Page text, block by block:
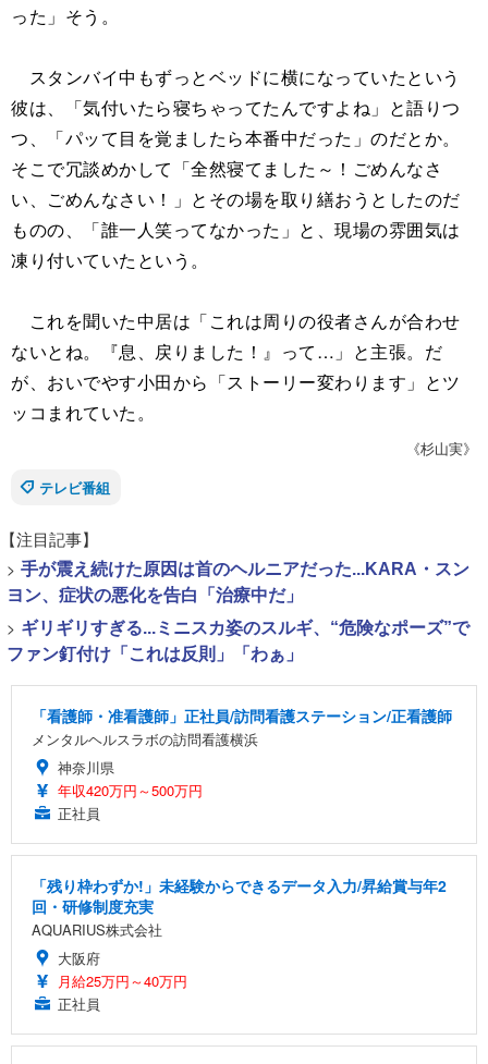
った」そう。
スタンバイ中もずっとベッドに横になっていたという
彼は、「気付いたら寝ちゃってたんですよね」と語りつ
つ、「パッて目を覚ましたら本番中だった」のだとか。
そこで冗談めかして「全然寝てました～！ごめんなさ
い、ごめんなさい！」とその場を取り繕おうとしたのだ
ものの、「誰一人笑ってなかった」と、現場の雰囲気は
凍り付いていたという。
これを聞いた中居は「これは周りの役者さんが合わせ
ないとね。『息、戻りました！』って…」と主張。だ
が、おいでやす小田から「ストーリー変わります」とツ
ッコまれていた。
《杉山実》
テレビ番組
【注目記事】
> 手が震え続けた原因は首のヘルニアだった...KARA・スン
ヨン、症状の悪化を告白「治療中だ」
> ギリギリすぎる...ミニスカ姿のスルギ、“危険なポーズ”で
ファン釘付け「これは反則」「わぁ」
「看護師・准看護師」正社員/訪問看護ステーション/正看護師
メンタルヘルスラボの訪問看護横浜
神奈川県
年収420万円～500万円
正社員
「残り枠わずか!」未経験からできるデータ入力/昇給賞与年2
回・研修制度充実
AQUARIUS株式会社
大阪府
月給25万円～40万円
正社員